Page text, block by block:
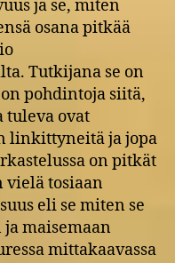
ja se, miten
osana pitkää
Tutkijana se on
pohdintoja siitä,
tuleva ovat
linkittyneitä ja jopa
on pitkät
vielä tosiaan
eli se miten se
maisemaan
mittakaavassa